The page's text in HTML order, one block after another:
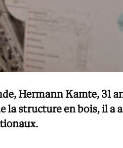
Hermann Kamte, 31
la structure en bois, il a